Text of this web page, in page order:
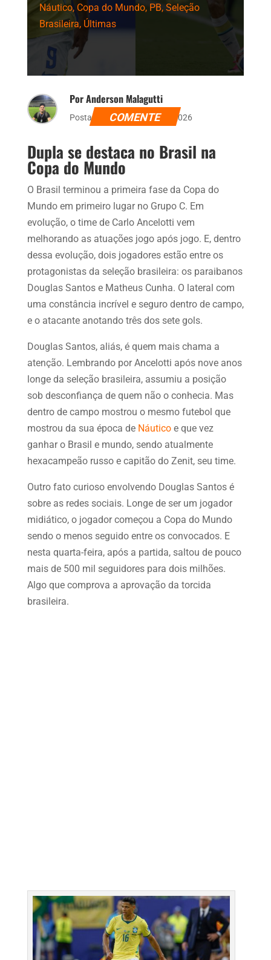
Náutico, Copa do Mundo, PB, Seleção
Brasileira, Últimas
Por Anderson Malagutti
Postado dia 25 de junho de 2026
COMENTE
Dupla se destaca no Brasil na
Copa do Mundo
O Brasil terminou a primeira fase da Copa do
Mundo em primeiro lugar no Grupo C. Em
evolução, o time de Carlo Ancelotti vem
melhorando as atuações jogo após jogo. E, dentro
dessa evolução, dois jogadores estão entre os
protagonistas da seleção brasileira: os paraibanos
Douglas Santos e Matheus Cunha. O lateral com
uma constância incrível e seguro dentro de campo,
e o atacante anotando três dos sete gols.
Douglas Santos, aliás, é quem mais chama a
atenção. Lembrando por Ancelotti após nove anos
longe da seleção brasileira, assumiu a posição
sob desconfiança de quem não o conhecia. Mas
dentro de campo mostrou o mesmo futebol que
mostrou da sua época de Náuticoe que vez
ganhar o Brasil e mundo, sendo atualmente
hexacampeão russo e capitão do Zenit, seu time.
Outro fato curioso envolvendo Douglas Santos é
sobre as redes sociais. Longe de ser um jogador
midiático, o jogador começou a Copa do Mundo
sendo o menos seguido entre os convocados. E
nesta quarta-feira, após a partida, saltou de pouco
mais de 500 mil seguidores para dois milhões.
Algo que comprova a aprovação da torcida
brasileira.